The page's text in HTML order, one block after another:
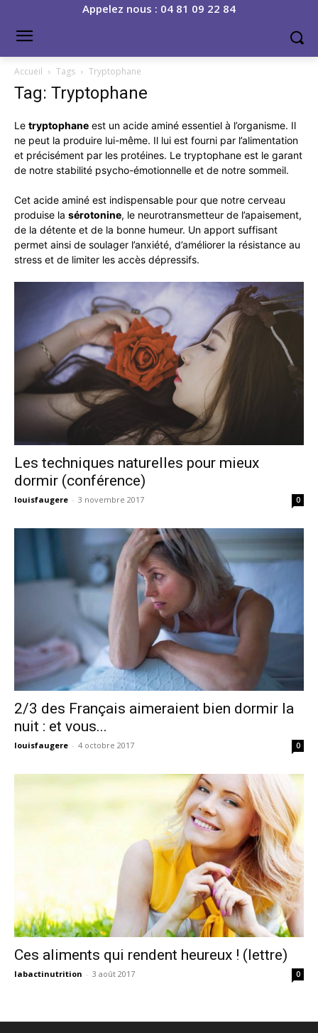
Appelez nous : 04 81 09 22 84
Accueil Tags Tryptophane
Tag: Tryptophane
Le tryptophane est un acide aminé essentiel à l’organisme. Il
ne peut la produire lui-même. Il lui est fourni par l’alimentation
et précisément par les protéines. Le tryptophane est le garant
de notre stabilité psycho-émotionnelle et de notre sommeil.
Cet acide aminé est indispensable pour que notre cerveau
produise la sérotonine, le neurotransmetteur de l’apaisement,
de la détente et de la bonne humeur. Un apport suffisant
permet ainsi de soulager l’anxiété, d’améliorer la résistance au
stress et de limiter les accès dépressifs.
Les techniques naturelles pour mieux
dormir (conférence)
louisfaugere - 3 novembre 2017 0
2/3 des Français aimeraient bien dormir la
nuit : et vous...
louisfaugere - 4 octobre 2017 0
Ces aliments qui rendent heureux ! (lettre)
labactinutrition - 3 août 2017 0